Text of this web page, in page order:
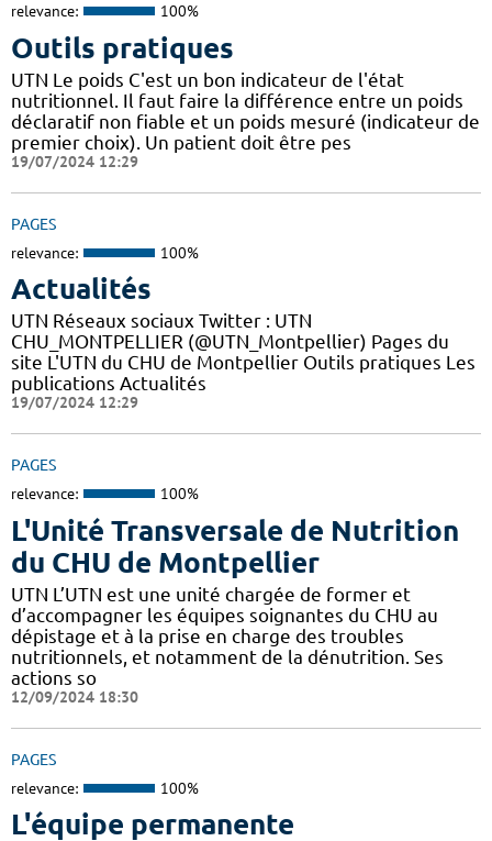
relevance: 100%
Outils pratiques
UTN Le poids C'est un bon indicateur de l'état
nutritionnel. Il faut faire la différence entre un poids
déclaratif non fiable et un poids mesuré (indicateur de
premier choix). Un patient doit être pes
19/07/2024 12:29
PAGES
relevance: 100%
Actualités
UTN Réseaux sociaux Twitter : UTN
CHU_MONTPELLIER (@UTN_Montpellier) Pages du
site L'UTN du CHU de Montpellier Outils pratiques Les
publications Actualités
19/07/2024 12:29
PAGES
relevance: 100%
L'Unité Transversale de Nutrition
du CHU de Montpellier
UTN L’UTN est une unité chargée de former et
d’accompagner les équipes soignantes du CHU au
dépistage et à la prise en charge des troubles
nutritionnels, et notamment de la dénutrition. Ses
actions so
12/09/2024 18:30
PAGES
relevance: 100%
L'équipe permanente